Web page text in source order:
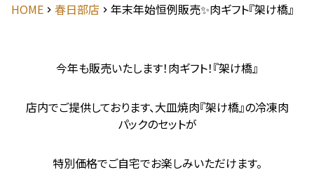
HOME 春日部店 年末年始恒例販売✨肉ギフト『架け橋』
今年も販売いたします！肉ギフト！『架け橋』
店内でご提供しております、大皿焼肉『架け橋』の冷凍肉
パックのセットが
特別価格でご自宅でお楽しみいただけます。